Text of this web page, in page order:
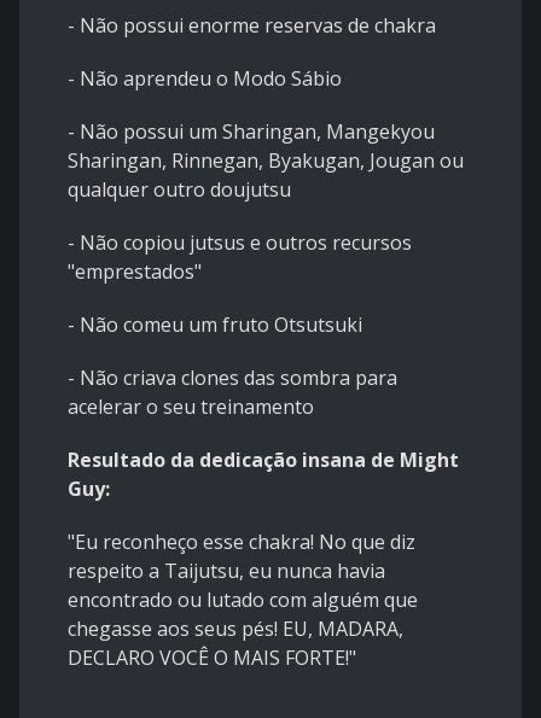
- Não possui enorme reservas de chakra
- Não aprendeu o Modo Sábio
- Não possui um Sharingan, Mangekyou
Sharingan, Rinnegan, Byakugan, Jougan ou
qualquer outro doujutsu
- Não copiou jutsus e outros recursos
"emprestados"
- Não comeu um fruto Otsutsuki
- Não criava clones das sombra para
acelerar o seu treinamento
Resultado da dedicação insana de Might
Guy:
"Eu reconheço esse chakra! No que diz
respeito a Taijutsu, eu nunca havia
encontrado ou lutado com alguém que
chegasse aos seus pés! EU, MADARA,
DECLARO VOCÊ O MAIS FORTE!"